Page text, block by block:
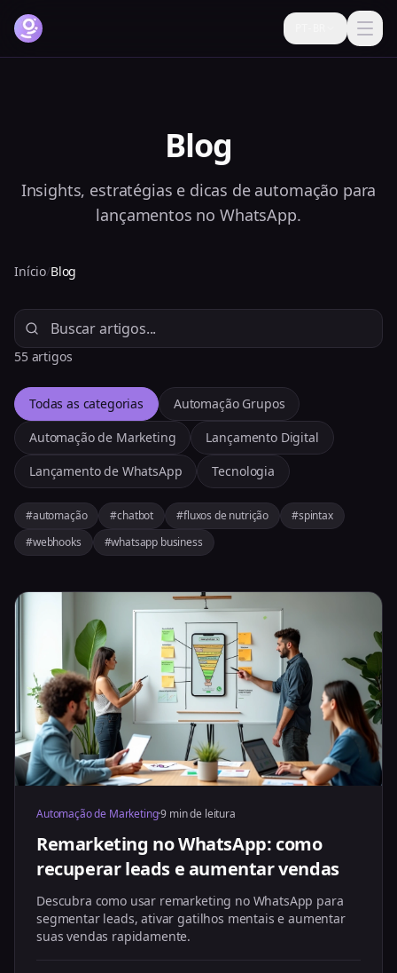
FAQ
Ajuda
Blog
Insights, estratégias e dicas de automação para
lançamentos no WhatsApp.
Início/Blog
55 artigos
Todas as categorias
Automação Grupos
Automação de Marketing
Lançamento Digital
Lançamento de WhatsApp
Tecnologia
#automação #chatbot #fluxos de nutrição
#spintax
#webhooks
#whatsapp business
Automação de Marketing·9 min de leitura
Remarketing no WhatsApp: como
recuperar leads e aumentar vendas
Descubra como usar remarketing no WhatsApp para
segmentar leads, ativar gatilhos mentais e aumentar
suas vendas rapidamente.